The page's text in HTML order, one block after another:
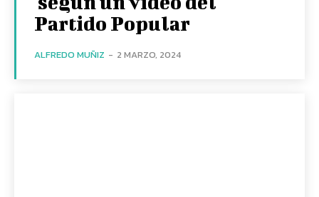
Partido Popular
ALFREDO MUÑIZ - 2 MARZO, 2024